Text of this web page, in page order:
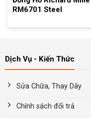
RM6701 Steel
Dịch Vụ - Kiến Thức
Sửa Chữa, Thay Dây
Chính sách đổi trả